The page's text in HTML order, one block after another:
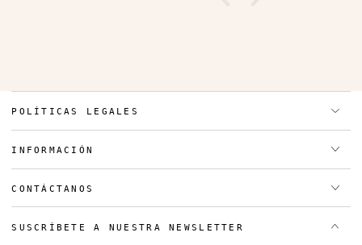
POLÍTICAS LEGALES
INFORMACIÓN
CONTÁCTANOS
SUSCRÍBETE A NUESTRA NEWSLETTER